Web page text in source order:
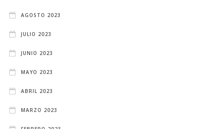
AGOSTO 2023
JULIO 2023
JUNIO 2023
MAYO 2023
ABRIL 2023
MARZO 2023